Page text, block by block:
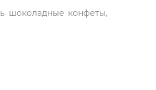
шоколадные конфеты,